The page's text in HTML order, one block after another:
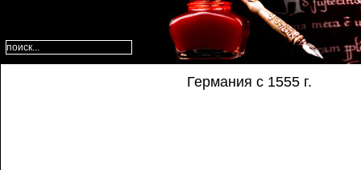
Германия с 1555 г.